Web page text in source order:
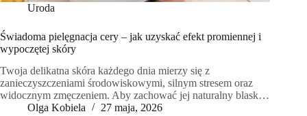
Uroda
Świadoma pielęgnacja cery – jak uzyskać efekt promiennej i
wypoczętej skóry
Twoja delikatna skóra każdego dnia mierzy się z
zanieczyszczeniami środowiskowymi, silnym stresem oraz
widocznym zmęczeniem. Aby zachować jej naturalny blask…
Olga Kobiela
27 maja, 2026